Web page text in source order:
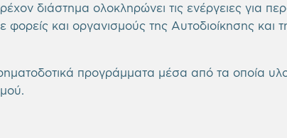
διάστημα ολοκληρώνει τις ενέργειες για
και οργανισμούς της Αυτοδιοίκησης και
προγράμματα μέσα από τα οποία